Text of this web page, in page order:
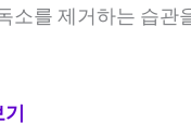
를 제거하는 습